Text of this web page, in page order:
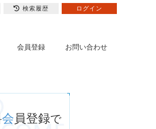
会員登録 お問い合わせ
会員登録で
検索履歴 ログイン